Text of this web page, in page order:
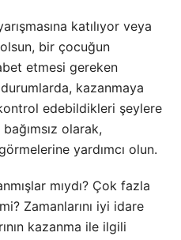
katılıyor veya
bir çocuğun
etmesi gereken
kazanmaya
edebildikleri şeylere
olarak,
yardımcı olun.
mıydı? Çok fazla
Zamanlarını iyi idare
kazanma ile ilgili